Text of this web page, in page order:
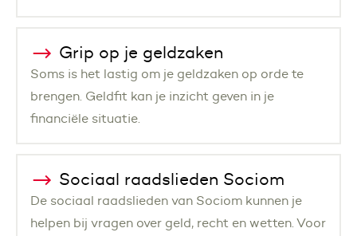
Grip op je geldzaken
Soms is het lastig om je geldzaken op orde te
brengen. Geldfit kan je inzicht geven in je
financiële situatie.
Sociaal raadslieden Sociom
De sociaal raadslieden van Sociom kunnen je
helpen bij vragen over geld, recht en wetten. Voor